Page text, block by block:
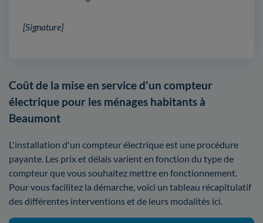
[Signature]
Coût de la mise en service d'un compteur
électrique pour les ménages habitants à
Beaumont
L'installation d'un compteur électrique est une procédure
payante. Les prix et délais varient en fonction du type de
compteur que vous souhaitez mettre en fonctionnement.
Pour vous facilitez la démarche, voici un tableau récapitulatif
des différentes interventions et de leurs modalités ici.